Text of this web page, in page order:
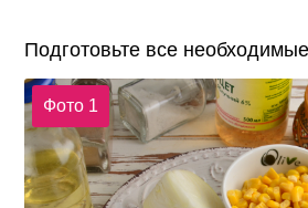
Подготовьте все
Фото 1